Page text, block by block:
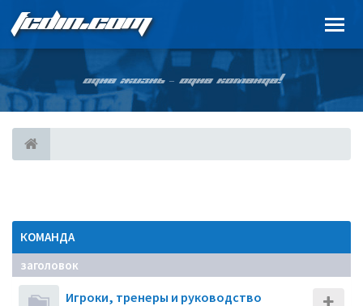
FCDIN.COM
ОДНА ЖИЗНЬ – ОДНА КОМАНДА!
КОМАНДА
заголовок
Игроки, тренеры и руководство